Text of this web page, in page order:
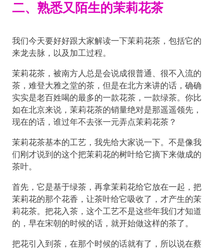
二、熟悉又陌生的茉莉花茶
我们今天要好好跟大家解读一下茉莉花茶，包括它的
来龙去脉，以及加工过程。
茉莉花茶，被南方人总是会说成很普通、很不入流的
茶，难登大雅之堂的茶，但是在北方来讲的话，确确
实实是老百姓喝的最多的一款花茶，一款绿茶。你比
如在北京来说，茉莉花茶的销量绝对是那遥遥领先，
现在的话，谁过年不去张一元弄点茉莉花茶？
茉莉花茶基本的工艺，我先给大家说一下。不是像我
们刚才说到的这个把茉莉花的树叶给它摘下来做成的
茶叶。
首先，它是基于绿茶，再拿茉莉花给它放在一起，把
茉莉花的那个花香，让茶叶给它吸收了，才产生的茉
莉花茶。把花入茶，这个工艺不是这些年我们才知道
的，早在宋朝的时候的话，就开始做这样的茶了。
把花引入到茶，在那个时候的话就有了，所以说在蔡